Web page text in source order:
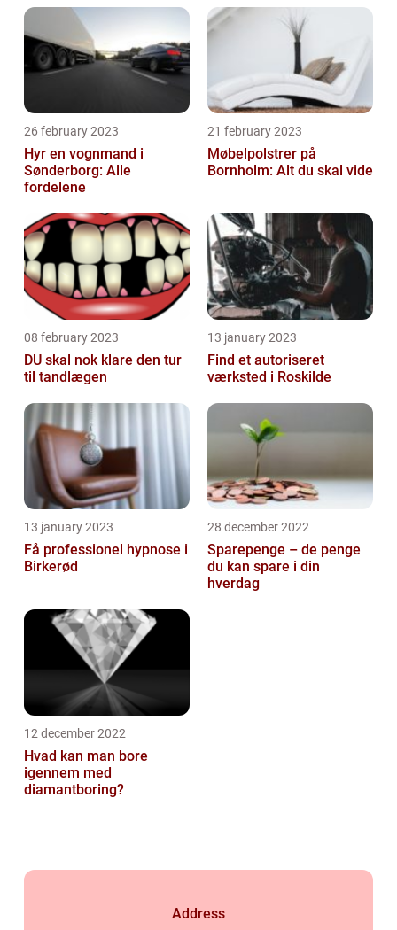
26 february 2023
Hyr en vognmand i
Sønderborg: Alle
fordelene
21 february 2023
Møbelpolstrer på
Bornholm: Alt du skal vide
08 february 2023
DU skal nok klare den tur
til tandlægen
13 january 2023
Find et autoriseret
værksted i Roskilde
13 january 2023
Få professionel hypnose i
Birkerød
28 december 2022
Sparepenge – de penge
du kan spare i din
hverdag
12 december 2022
Hvad kan man bore
igennem med
diamantboring?
Address